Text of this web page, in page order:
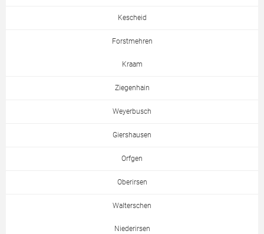
Kescheid
Forstmehren
Kraam
Ziegenhain
Weyerbusch
Giershausen
Orfgen
Oberirsen
Walterschen
Niederirsen